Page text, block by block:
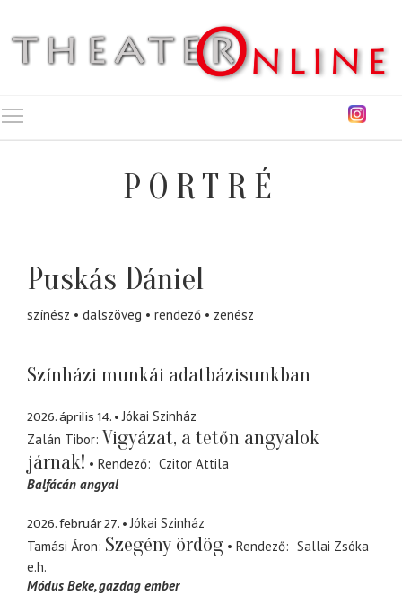
PORTRÉ
Puskás Dániel
színész dalszöveg rendező zenész
Színházi munkái adatbázisunkban
2026. április 14.
Jókai Szinház
Zalán Tibor Vigyázat, a tetőn angyalok
járnak!
Rendező
Czitor Attila
Balfácán angyal
2026. február 27.
Jókai Szinház
Tamási Áron Szegény ördög Rendező
Sallai Zsóka
e.h.
Módus Beke gazdag ember